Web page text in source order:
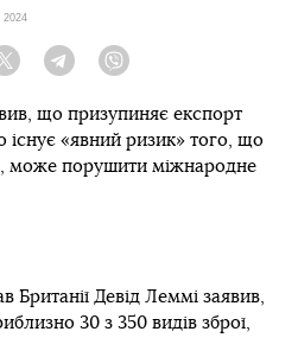
2024
Twitter Telegram
що призупиняє експорт
існує «явний ризик» того, що
може порушити міжнародне
Британії Девід Леммі заявив,
30 з 350 видів зброї,